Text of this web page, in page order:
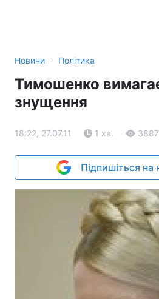
Новини › Політика
Тимошенко
знущення
18:22, 27.07.11 1 хв. 3887
Підпишіться на